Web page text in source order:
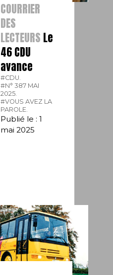
COURRIER
DES
LECTEURS Le
46 CDU
avance
#CDU.
#N° 387 MAI
2025.
#VOUS AVEZ LA
PAROLE.
Publié le : 1
mai 2025